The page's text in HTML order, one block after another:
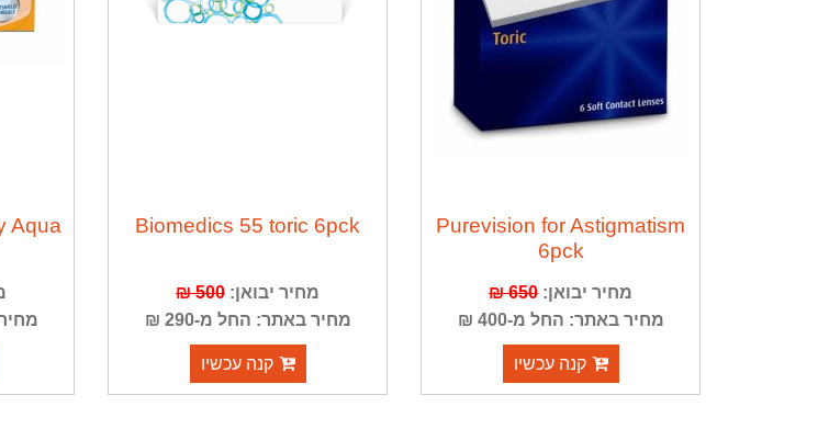
Purevision for Astigmatism
6pck
מחיר יבואן: 650 ₪
מחיר באתר: החל מ-400 ₪
קנה עכשיו
Biomedics 55 toric 6pck
מחיר יבואן: 500 ₪
מחיר באתר: החל מ-290 ₪
קנה עכשיו
Aqua
מחיר